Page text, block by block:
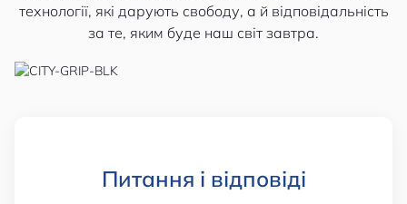
технології, які дарують свободу, а й відповідальність
за те, яким буде наш світ завтра.
Питання і відповіді